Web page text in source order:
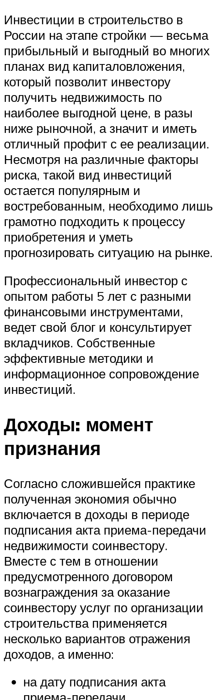
Инвестиции в строительство в
России на этапе стройки — весьма
прибыльный и выгодный во многих
планах вид капиталовложения,
который позволит инвестору
получить недвижимость по
наиболее выгодной цене, в разы
ниже рыночной, а значит и иметь
отличный профит с ее реализации.
Несмотря на различные факторы
риска, такой вид инвестиций
остается популярным и
востребованным, необходимо лишь
грамотно подходить к процессу
приобретения и уметь
прогнозировать ситуацию на рынке.
Профессиональный инвестор с
опытом работы 5 лет с разными
финансовыми инструментами,
ведет свой блог и консультирует
вкладчиков. Собственные
эффективные методики и
информационное сопровождение
инвестиций.
Доходы: момент
признания
Согласно сложившейся практике
полученная экономия обычно
включается в доходы в периоде
подписания акта приема-передачи
недвижимости соинвестору.
Вместе с тем в отношении
предусмотренного договором
вознаграждения за оказание
соинвестору услуг по организации
строительства применяется
несколько вариантов отражения
доходов, а именно:
на дату подписания акта